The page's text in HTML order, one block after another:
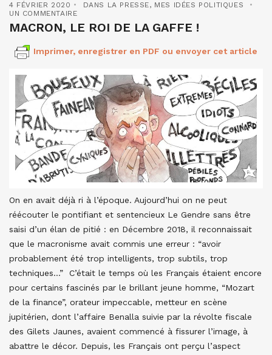
4 FÉVRIER 2020 DANS LA PRESSE, MES IDÉES POLITIQUES
UN COMMENTAIRE
MACRON, LE ROI DE LA GAFFE !
Imprimer, enregistrer en PDF ou envoyer cet article
On en avait déjà ri à l’époque. Aujourd’hui on ne peut
réécouter le pontifiant et sentencieux Le Gendre sans être
saisi d’un élan de pitié : en Décembre 2018, il reconnaissait
que le macronisme avait commis une erreur : “avoir
probablement été trop intelligents, trop subtils, trop
techniques…” C’était le temps où les Français étaient encore
pour certains fascinés par le brillant jeune homme, “Mozart
de la finance”, orateur impeccable, metteur en scène
jupitérien, dont l’affaire Benalla suivie par la révolte fiscale
des Gilets Jaunes, avaient commencé à fissurer l’image, à
abattre le décor. Depuis, les Français ont perçu l’aspect